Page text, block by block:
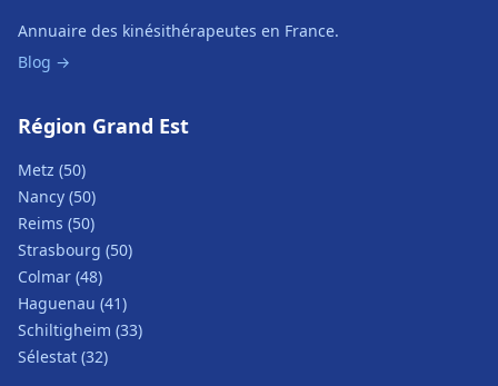
Annuaire des kinésithérapeutes en France.
Blog →
Région Grand Est
Metz (50)
Nancy (50)
Reims (50)
Strasbourg (50)
Colmar (48)
Haguenau (41)
Schiltigheim (33)
Sélestat (32)